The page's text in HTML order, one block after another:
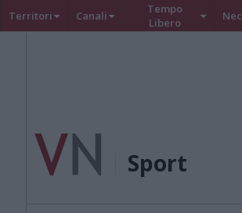
Territori Canali
Tempo
Libero
Sport